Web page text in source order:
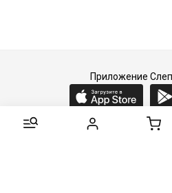
Приложение
2015-2026 © Слепая курица